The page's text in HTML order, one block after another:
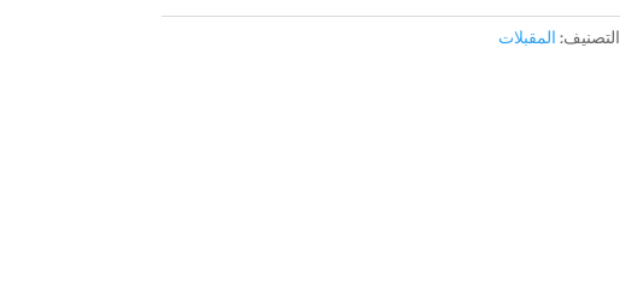
5قطع)
التصنيف: المقبلات